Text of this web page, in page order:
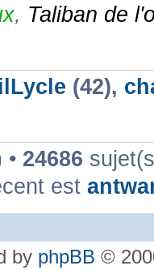
, Taliban de
(42),
• 24686
est
by phpBB ©